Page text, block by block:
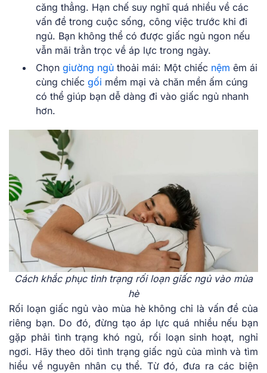
căng thẳng. Hạn chế suy nghĩ quá nhiều về các
vấn đề trong cuộc sống, công việc trước khi đi
ngủ. Bạn không thể có được giấc ngủ ngon nếu
vẫn mãi trằn trọc về áp lực trong ngày.
Chọn giường ngủ thoải mái: Một chiếc nệm êm ái
cùng chiếc gối mềm mại và chăn mền ấm cúng
có thể giúp bạn dễ dàng đi vào giấc ngủ nhanh
hơn.
Cách khắc phục tình trạng rối loạn giấc ngủ vào mùa
hè
Rối loạn giấc ngủ vào mùa hè không chỉ là vấn đề của
riêng bạn. Do đó, đừng tạo áp lực quá nhiều nếu bạn
gặp phải tình trạng khó ngủ, rối loạn sinh hoạt, nghỉ
ngơi. Hãy theo dõi tình trạng giấc ngủ của mình và tìm
hiểu về nguyên nhân cụ thể. Từ đó, đưa ra các biện